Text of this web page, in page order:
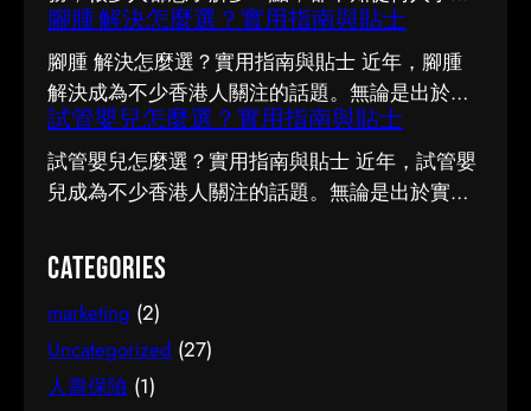
市面上資訊繁多，真假難辨。以下整理了幾個值
得留意的重點，希望能幫助你更清晰地掌握簿記
服務的相關知識。 事前要留意甚麼 在做決定之
前，有幾點值得特別留意。首先，每個人的情況
不盡相同，適合別人的未必適合自己；其次，資
訊來源是否可靠同樣關鍵。如有任何疑問，諮詢
相關範疇的專業人士，往往能得到更貼合個人需
幫你少走冤枉路：先設定清晰的目標與預算、收
集足夠的資料再比較，以及保留彈性以應對變
化。把這些習慣養成，做選擇時自然更得心應
手。 因應需要選擇 不同的情境，對簿記服務的要
求也不一樣。先想清楚自己最常遇到的情況與優
腳腫 解決怎麼選？實用指南與貼士
腳腫 解決怎麼選？實用指南與貼士 近年，腳腫
解決成為不少香港人關注的話題。無論是出於實
際需要還是興趣，先對它有基本認識，都有助我
們作出更明智的決定。這篇文章會從不同角度，
和大家分享關於腳腫 解決的實用資訊。 它的重要
阱，把時間與資源花在真正合適的地方，這也是
做足功課的價值所在。 事前要留意甚麼 在做決定
之前，有幾點值得特別留意。首先，每個人的情
況不盡相同，適合別人的未必適合自己；其次，
資訊來源是否可靠同樣關鍵。如有任何疑問，諮
試管嬰兒怎麼選？實用指南與貼士
試管嬰兒怎麼選？實用指南與貼士 近年，試管嬰
兒成為不少香港人關注的話題。無論是出於實際
作出更明智的決定。這篇文章會從不同角度，和
大家分享關於試管嬰兒的實用資訊。 它的重要性
認真了解試管嬰兒的好處顯而易見：當你清楚自
己面對的選擇與條件，便更容易避開常見的陷
阱，把時間與資源花在真正合適的地方，這也是
Categories
marketing (2)
Uncategorized (27)
人壽保險 (1)